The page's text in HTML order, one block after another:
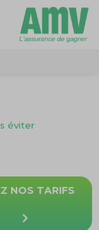
éviter
NOS TARIFS